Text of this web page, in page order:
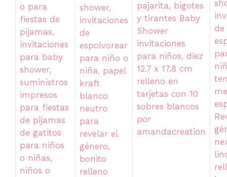
o para
fiestas de
pijamas,
invitaciones
para baby
shower,
suministros
impresos
para fiestas
de pijamas
de gatitos
para niños
o niñas,
niños o
shower,
invitaciones
de
espolvorear
para niño o
niña, papel
kraft
blanco
neutro
para
revelar el
género,
bonito
relleno
pajarita, bigotes
y tirantes Baby
Shower
invitaciones
para niños, diez
12.7 x 17.8 cm
relleno en
tarjetas con 10
sobres blancos
por
amandacreation
de